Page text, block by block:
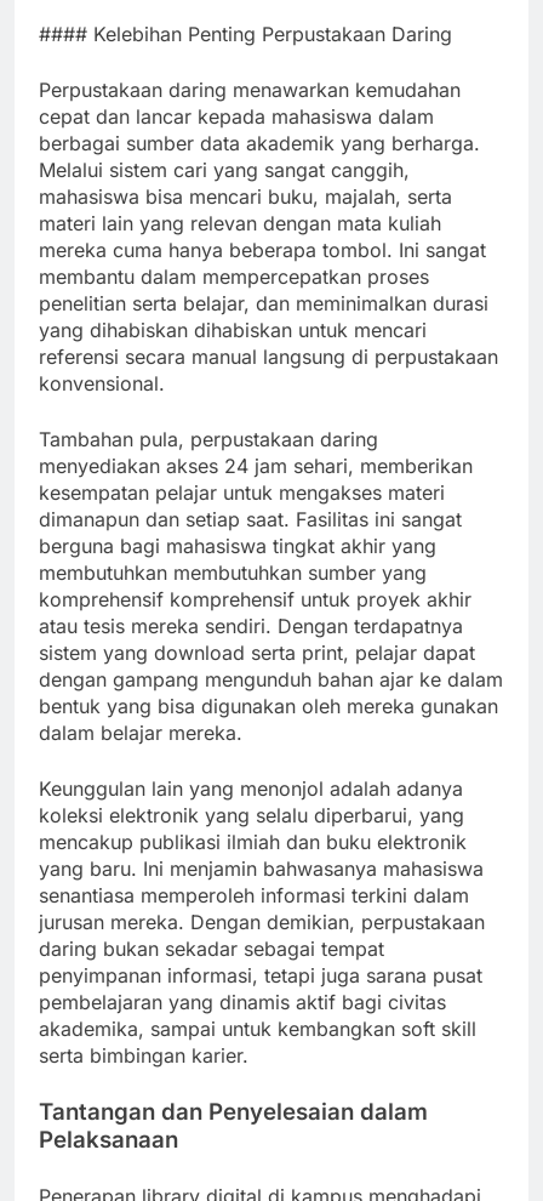
#### Kelebihan Penting Perpustakaan Daring
Perpustakaan daring menawarkan kemudahan
cepat dan lancar kepada mahasiswa dalam
berbagai sumber data akademik yang berharga.
Melalui sistem cari yang sangat canggih,
mahasiswa bisa mencari buku, majalah, serta
materi lain yang relevan dengan mata kuliah
mereka cuma hanya beberapa tombol. Ini sangat
membantu dalam mempercepatkan proses
penelitian serta belajar, dan meminimalkan durasi
yang dihabiskan dihabiskan untuk mencari
referensi secara manual langsung di perpustakaan
konvensional.
Tambahan pula, perpustakaan daring
menyediakan akses 24 jam sehari, memberikan
kesempatan pelajar untuk mengakses materi
dimanapun dan setiap saat. Fasilitas ini sangat
berguna bagi mahasiswa tingkat akhir yang
membutuhkan membutuhkan sumber yang
komprehensif komprehensif untuk proyek akhir
atau tesis mereka sendiri. Dengan terdapatnya
sistem yang download serta print, pelajar dapat
dengan gampang mengunduh bahan ajar ke dalam
bentuk yang bisa digunakan oleh mereka gunakan
dalam belajar mereka.
Keunggulan lain yang menonjol adalah adanya
koleksi elektronik yang selalu diperbarui, yang
mencakup publikasi ilmiah dan buku elektronik
yang baru. Ini menjamin bahwasanya mahasiswa
senantiasa memperoleh informasi terkini dalam
jurusan mereka. Dengan demikian, perpustakaan
daring bukan sekadar sebagai tempat
penyimpanan informasi, tetapi juga sarana pusat
pembelajaran yang dinamis aktif bagi civitas
akademika, sampai untuk kembangkan soft skill
serta bimbingan karier.
Tantangan dan Penyelesaian dalam
Pelaksanaan